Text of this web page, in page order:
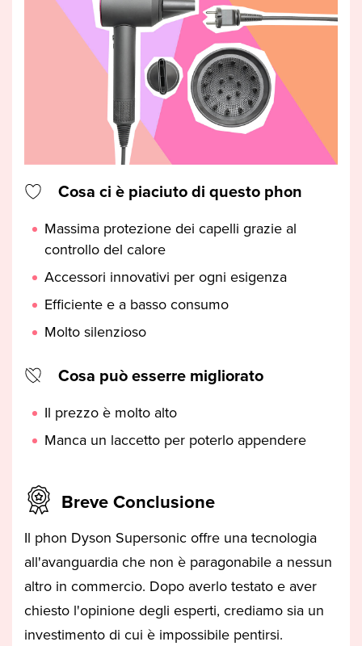
Cosa ci è piaciuto di questo phon
Massima protezione dei capelli grazie al
controllo del calore
Accessori innovativi per ogni esigenza
Efficiente e a basso consumo
Molto silenzioso
Cosa può esserre migliorato
Il prezzo è molto alto
Manca un laccetto per poterlo appendere
Breve Conclusione
Il phon Dyson Supersonic offre una tecnologia
all'avanguardia che non è paragonabile a nessun
altro in commercio. Dopo averlo testato e aver
chiesto l'opinione degli esperti, crediamo sia un
investimento di cui è impossibile pentirsi.